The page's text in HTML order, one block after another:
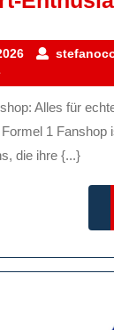
29
2026
1 Fanshop
die ihre {...}